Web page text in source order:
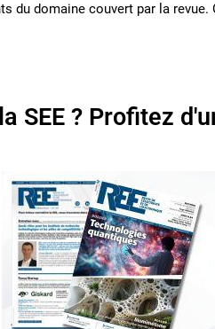
du domaine couvert par la
SEE ? Profitez